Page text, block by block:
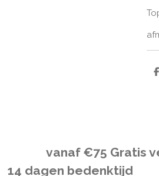
D
vanaf €75
14 dagen